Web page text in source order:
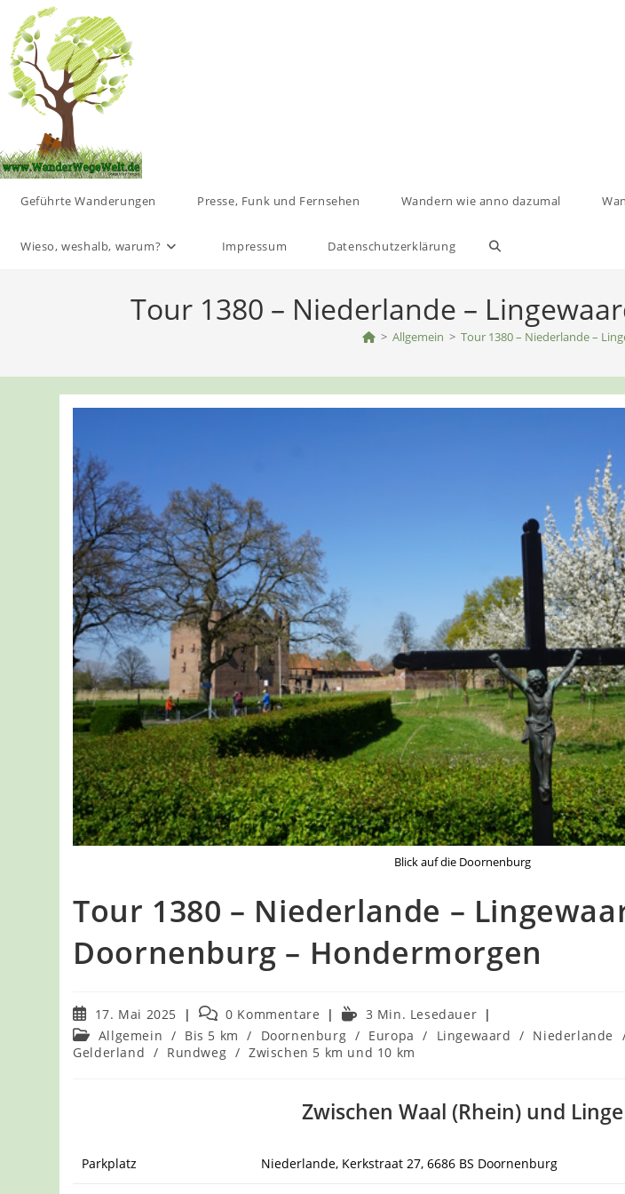
Inhalt
springen
Geführte Wanderungen Presse, Funk und Fernsehen Wandern wie anno dazumal
Wieso, weshalb, warum? Impressum Datenschutzerklärung Website-
umschalten
Tour 1380 – Niederlande –
> Allgemein > Tour 1380 – Niederlande –
Blick auf die Doornenburg
Tour 1380 – Niederlande –
Doornenburg – Hondermorgen
Beitrag
veröffentlicht:
17. Mai 2025
Beitrags-
Kommentare:
0 Kommentare Lesedauer:
3 Min. Lesedauer
Beitrags-
Kategorie:
Allgemein / Bis 5 km / Doornenburg / Europa / Lingewaard / Niederlande
Gelderland / Rundweg / Zwischen 5 km und 10 km
Zwischen Waal (Rhein) und Linge
Parkplatz Niederlande, Kerkstraat 27, 6686 BS Doornenburg